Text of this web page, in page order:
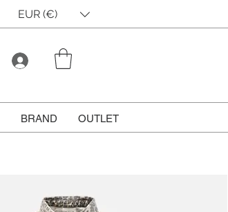
EUR (€)
BRAND OUTLET